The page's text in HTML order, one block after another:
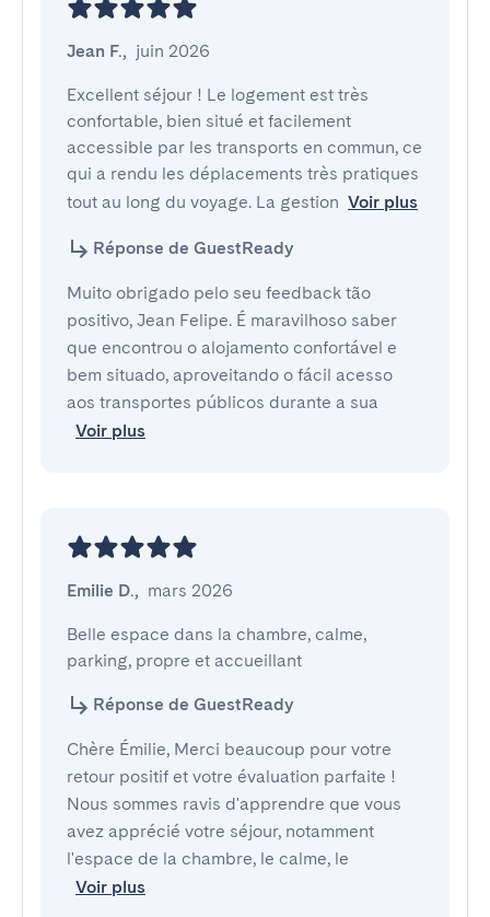
Jean F., juin 2026
Excellent séjour ! Le logement est très
confortable, bien situé et facilement
accessible par les transports en commun, ce
qui a rendu les déplacements très pratiques
tout au long du voyage. La gestion Voir plus
Réponse de GuestReady
Muito obrigado pelo seu feedback tão
positivo, Jean Felipe. É maravilhoso saber
que encontrou o alojamento confortável e
bem situado, aproveitando o fácil acesso
aos transportes públicos durante a sua
Voir plus
Emilie D., mars 2026
Belle espace dans la chambre, calme,
parking, propre et accueillant
Réponse de GuestReady
Chère Émilie, Merci beaucoup pour votre
retour positif et votre évaluation parfaite !
Nous sommes ravis d'apprendre que vous
avez apprécié votre séjour, notamment
l'espace de la chambre, le calme, le
Voir plus